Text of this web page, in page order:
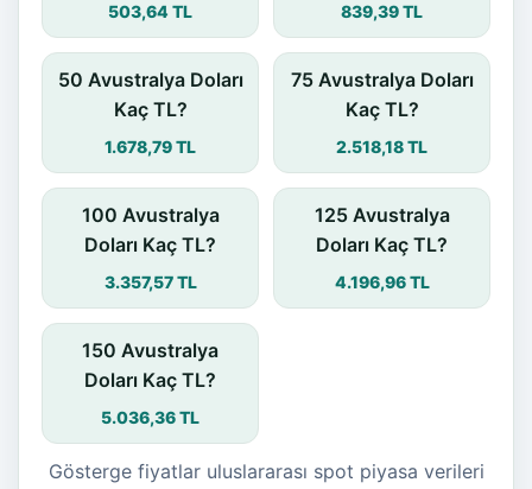
503,64 TL 839,39 TL
50 Avustralya Doları
Kaç TL?
1.678,79 TL
75 Avustralya Doları
Kaç TL?
2.518,18 TL
100 Avustralya
Doları Kaç TL?
3.357,57 TL
125 Avustralya
Doları Kaç TL?
4.196,96 TL
150 Avustralya
Doları Kaç TL?
5.036,36 TL
Gösterge fiyatlar uluslararası spot piyasa verileri